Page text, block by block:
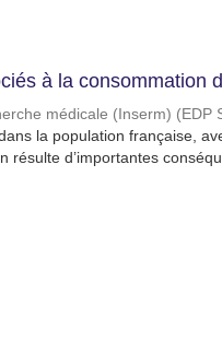
à la consommation
médicale (Inserm) (EDP
la population française,
résulte d’importantes